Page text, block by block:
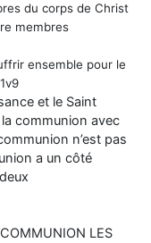
du corps de Christ
membres
ensemble pour le
et le Saint
communion avec
n’est pas
a un côté
LES